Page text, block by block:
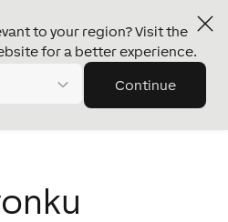
to your region? Visit the
for a better experience.
Continue